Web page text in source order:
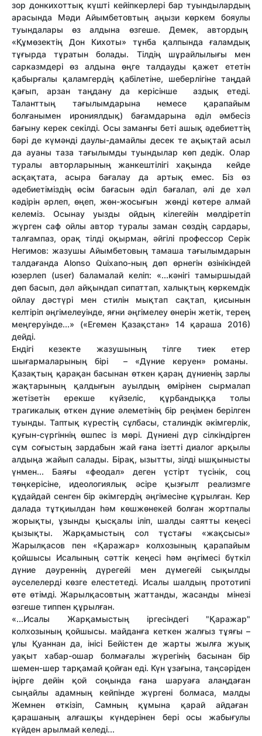
зор донкихоттық күшті кейіпкерлері бар туындылардың
арасында Мәди Айымбетовтың аңызи көркем бояулы
туындалары өз алдына өзгеше. Демек, автордың
«Құмөзектің Дон Кихоты» тұнба қалпында ғаламдық
тұғырда тұратын болады. Тілдің шұрайлылығы мен
сарказмдері өз алдына өңге талдауды қажет ететін
қабырғалы қаламгердің қабілетіне, шеберлігіне таңдай
қағып, арзан таңдану да керісінше аздық етеді.
Таланттың тағылымдарына немесе қарапайым
болғанымен ирониялдық) бағамдарына әділ әмбесіз
бағыну керек секілді. Осы заманғы беті ашық әдебиеттің
бәрі де күмәнді даулы-дамайлы десек те ақықтай асыл
да ауаны таза тағылымды туындылар көп дедік. Олар
туралы авторларының жанкештілігі хақында кейде
асқақтата, асыра бағалау да артық емес. Біз өз
әдебиетіміздің өсім бағасын әділ бағалап, әлі де хәл
кәдірін әрлеп, өңеп, жөн-жосығын жөнді көтере алмай
келеміз. Осынау уызды ойдың кілегейін мөлдіретіп
жүрген саф ойлы автор туралы заман сөздің сардары,
талғампаз, орақ тілді оқырман, әйгілі профессор Серік
Негимов: жазушы Айымбетовың тамаша тағылымдарын
талдағандаAlonso Quixano-ның дөп өрнегін өзінікіндей
юзерлеп (user) баламалай келіп: «...кәнігі тамыршыдай
дөп басып, дәл айқындап сипаттап, халықтың көркемдік
ойлау дәстүрі мен стилін мықтап сақтап, қисынын
келтіріп әңгімелеуінде, яғни әңгімелеу өнерін жетік, терең
меңгеруінде...» («Егемен Қазақстан» 14 қараша 2016)
дейді.
Ендігі кезекте жазушының тілге тиек етер
шығармаларының бірі – «Дүние керуен» романы.
Қазақтың қарақан басынан өткен қараң дүниенің зарлы
жақтарының қалдығын ауылдың өмірінен сырмалап
жетізетін ерекше күйзеліс, құрбандыққа толы
трагикалық өткен дүние әлеметінің бір реңімен берілген
туынды. Таптық күрестің сұлбасы, сталиндік әкімгерлік,
қуғын-сүргіннің өшпес із мөрі. Дүниені дүр сілкіндірген
сұм соғыстың зардабын жай ғана ізетті диалог арқылы
алдыңа жайып салады. Бірақ, ызытты, зілді ышқынысты
үнмен... Баяғы «феодал» деген үстірт түсінік, соц
төңкерісіне, идеологиялық әсіре қызғылт реализмге
құдайдай сенген бір әкімгердің әңгімесіне құрылған. Кер
далада тұтқиылдан һәм көшжөнекей болған жортпалы
жорықты, ұзынды қысқалы іліп, шалды саятты кеңесі
қызықты. Жарқамыстың сол тұстағы «жақсысы»
Жарылқасов пен «Қаражар» колхозының қарапайым
қойшысы Исалының сәттік кеңесі һәм әңгімесі бүткіл
дүние дәуреннің дүрегейі мен дүмегейі сықылды
әуселелерді көзге елестетеді. Исалы шалдың прототипі
өте өтімді. Жарылқасовтың жаттанды, жасанды мінезі
өзгеше типпен құрылған.
«...Исалы Жарқамыстың іргесіндегі "Қаражар"
колхозының қойшысы. майданға кеткен жалғыз тұяғы –
ұлы Қуаннан да, інісі Бейістен де жарты жылға жуық
уақыт хабар-ошар болмағалы жүрегінің басынан бір
шемен-шер тарқамай қойған еді. Күн ұзағына, таңсәріден
іңірге дейін қой соңында ғана шаруаға алаңдаған
сыңайлы адамның кейпінде жүргені болмаса, малды
Жемнен өткізіп, Самның құмына қарай айдаған
қарашаның алғашқы күндерінен бері осы жабығулы
күйден арылмай келеді...